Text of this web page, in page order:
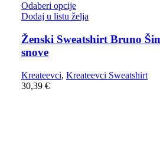
Odaberi opcije
Dodaj u listu želja
Ženski Sweatshirt Bruno
snove
Kreateevci, Kreateevci Sweatshirt
30,39 €